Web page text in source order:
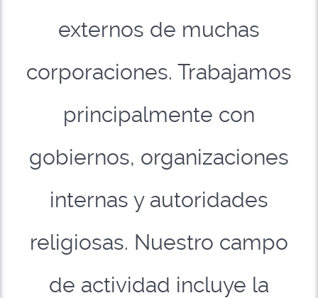
externos de muchas
corporaciones. Trabajamos
principalmente con
gobiernos, organizaciones
internas y autoridades
religiosas. Nuestro campo
de actividad incluye la